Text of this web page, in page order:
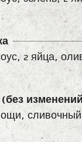
2 яйца,